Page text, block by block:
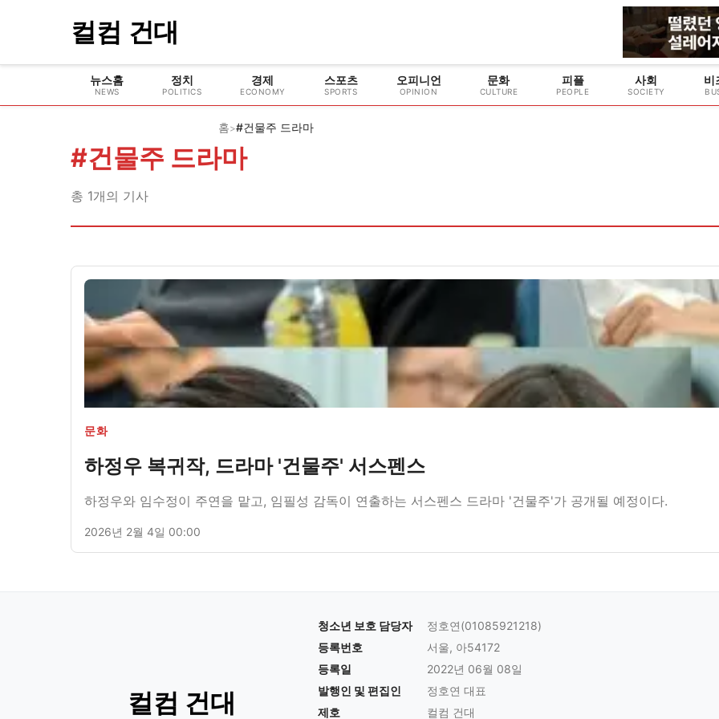
컬컴 건대
뉴스홈
NEWS
정치
POLITICS
경제
ECONOMY
스포츠
SPORTS
오피니언
OPINION
문화
CULTURE
피플
PEOPLE
사회
SOCIETY
비
홈>#건물주 드라마
#건물주 드라마
총 1개의 기사
문화
하정우 복귀작, 드라마 '건물주' 서스펜스
하정우와 임수정이 주연을 맡고, 임필성 감독이 연출하는 서스펜스 드라마 '건물주'가 공개될 예정이다.
2026년 2월 4일 00:00
컬컴 건대
청소년 보호 담당자
정호연(01085921218)
등록번호
서울, 아54172
등록일
2022년 06월 08일
발행인 및 편집인
정호연 대표
제호
컬컴 건대